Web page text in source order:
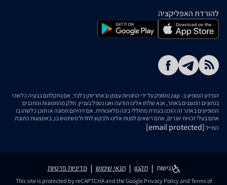
להורדת האפליקציה
המידע המופיע ב- zap מסופק על ידי החנויות עצמן ובאחריותן בלבד. אם נתקלתם בבעיה כלשהי
בנתונים המוצגים באתר, אנא שלחו אלינו הודעה ואנו נטפל בעניין. חלק מהתמונות והתכנים
המופיעים באתר זה הוכנו בעזרת מחוללי בינה מלאכותית. אם זיהיתם תמונה או תוכן כלשהו בו
אתם בעלי זכויות יוצרים, אתם רשאים לפנות אלינו ולבקש לחדול משימוש בו, באמצעות כתובת
המייל [email protected]
נגישות תקנון תנאי שימוש מדיניות פרטיות
This site is protected by reCAPTCHA and the Google Privacy Policyand Terms of